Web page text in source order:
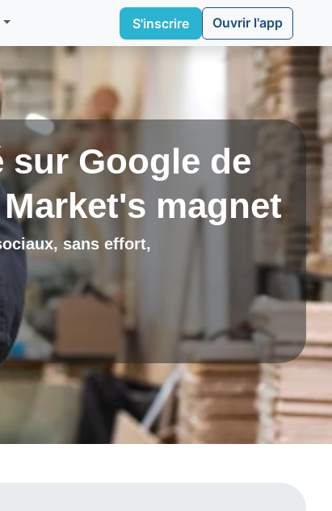
S'inscrire Ouvrir l'app
Google de
Market's magnet
sans effort,